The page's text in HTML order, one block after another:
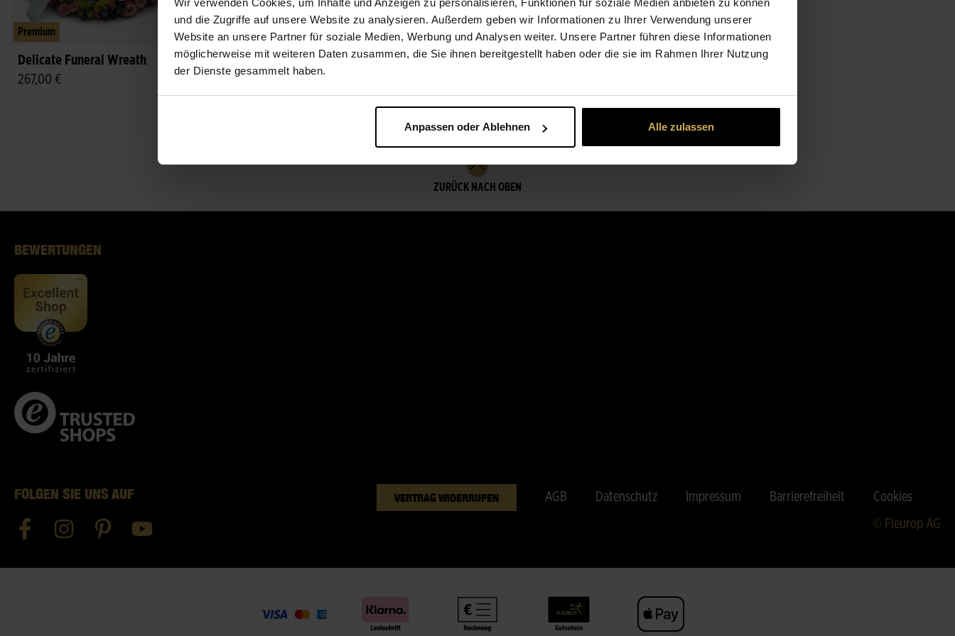
Wir verwenden Cookies, um Inhalte und Anzeigen zu personalisieren, Funktionen für soziale Medien anbieten zu können
und die Zugriffe auf unsere Website zu analysieren. Außerdem geben wir Informationen zu Ihrer Verwendung unserer
Website an unsere Partner für soziale Medien, Werbung und Analysen weiter. Unsere Partner führen diese Informationen
möglicherweise mit weiteren Daten zusammen, die Sie ihnen bereitgestellt haben oder die sie im Rahmen Ihrer Nutzung
der Dienste gesammelt haben.
Anpassen oder Ablehnen Alle zulassen
Premium
Delicate Funeral Wreath
267,00 €
Funeral Bouquet with
Colorful flowers and
Ribbon
ab 94,00 €
Premium
Funeral Bouquet with
ab 94,00 €
ZURÜCK NACH OBEN
BEWERTUNGEN
FOLGEN SIE UNS AUF VERTRAG WIDERRUFEN AGB Datenschutz Impressum Barrierefreiheit
Cookies
© Fleurop AG